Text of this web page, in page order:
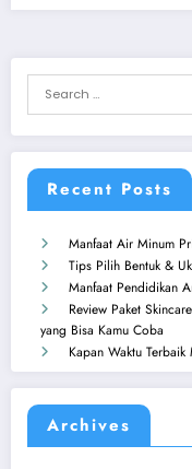
Recent Posts
Manfaat Air Minum
Tips Pilih Bentuk &
Manfaat Pendidikan
Review Paket
yang Bisa Kamu Coba
Kapan Waktu
Archives